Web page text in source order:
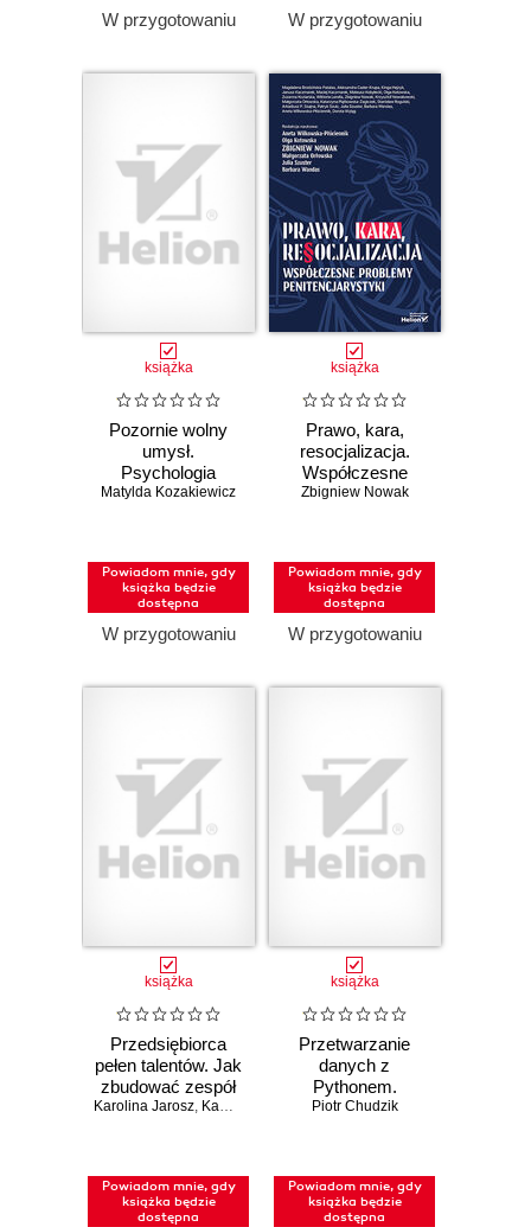
W przygotowaniu W przygotowaniu
książka
Pozornie wolny
umysł.
Psychologia
wpływu i
rozszerzone
Matylda Kozakiewicz
Powiadom mnie, gdy
książka będzie
dostępna
W przygotowaniu
książka
Prawo, kara,
resocjalizacja.
Współczesne
problemy
Zbigniew Nowak
Powiadom mnie, gdy
książka będzie
dostępna
W przygotowaniu
książka
Przedsiębiorca
pełen talentów. Jak
zbudować zespół
na mocnych
Karolina Jarosz, Kamila Rowińska
Powiadom mnie, gdy
książka będzie
dostępna
książka
Przetwarzanie
danych z
Pythonem.
Praktyczny
Dask, Polars i
PySpark
Piotr Chudzik
Powiadom mnie, gdy
książka będzie
dostępna